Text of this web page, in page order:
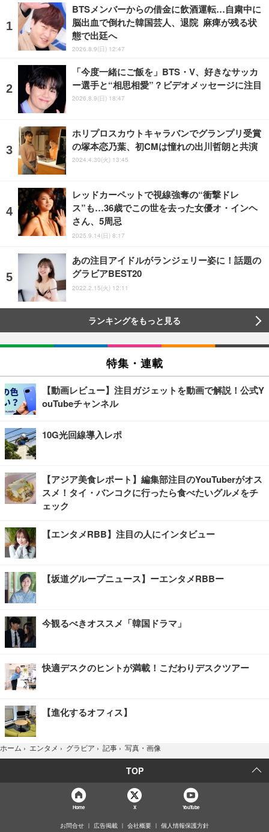
BTSメンバーからの借金に飲酒運転…自粛中に
脳出血で倒れた韓国芸人、退院 麻痺が残る状
態で出廷へ
2026.8.9(日) 12:47
「今度一緒にご飯を」BTS・V、好きなサッカ
ー選手と“相思相愛”？ビデオメッセージに注目
2026.8.9(日) 18:47
ホリプロスカウトキャラバンでグランプリ受賞
の塚本恋乃葉、初CMは憧れの出川哲朗と共演
2024.4.30(火) 13:45
レッドカーペットで視線強奪の“衝撃ドレ
ス”も…36歳でこの世を去った女優オ・インヘ
さん、5周忌
2025.9.14(日) 8:17
あの注目アイドルがランジェリー姿に！話題の
グラビアBEST20
2022.2.15(火) 12:11
ランキングをもっと見る
特集・連載
【動画レビュー】注目ガジェットを動画で解説！公式Y
ouTubeチャンネル
10G光回線導入レポ
【アジア美食レポート】編集部注目のYouTuberがオス
スメ！タイ・バンコクに行ったら食べたいグルメをチ
ェック
【エンタメRBB】注目の人にインタビュー
【坂道グループニュース】ーエンタメRBBー
今観るべきオススメ「韓国ドラマ」
快適デスクのヒントが満載！こだわりデスクツアー
【進化するオフィス】
ホーム › エンタメ › グラビア › 記事 › 写真・画像
TOP
Home X YouTube
お問合せ 広告掲載 会社概要 個人情報保護方針